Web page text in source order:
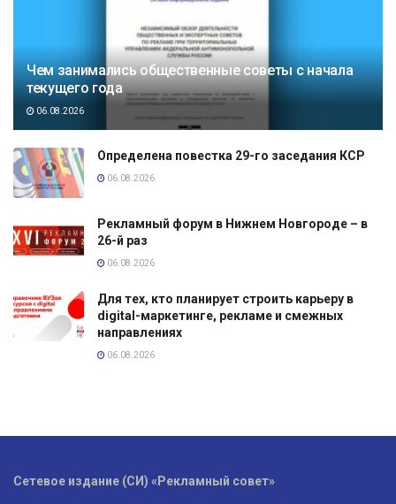
Чем занимались общественные советы с начала
текущего года
06.08.2026
Определена повестка 29-го заседания КСР
06.08.2026
Рекламный форум в Нижнем Новгороде – в
26-й раз
06.08.2026
Для тех, кто планирует строить карьеру в
digital-маркетинге, рекламе и смежных
направлениях
06.08.2026
Сетевое издание (СИ) «Рекламный совет»